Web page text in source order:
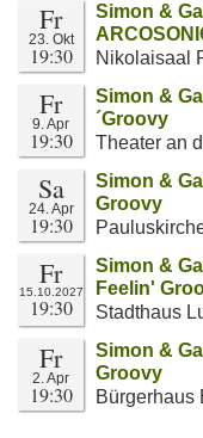
Fr
23. Okt
19:30
Simon &
Nikolaisaal
Fr
9. Apr
19:30
Simon &
´Groovy
Theater an
Sa
24. Apr
19:30
Simon &
Groovy
Fr
15.10.2027
19:30
Simon &
Feelin'
Stadthaus
Fr
2. Apr
19:30
Simon &
Groovy
Bürgerhaus